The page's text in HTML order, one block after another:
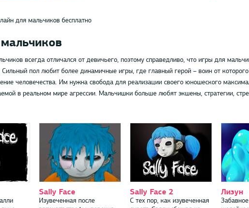
для мальчиков бесплатно
всегда отличался от девичьего, поэтому справедливо, что игры для
пол любит более динамичные игры, где главный герой – воин от
человечества. Им нужна свобода для реализации своего юношеского
в реальном мире агрессии. Мальчишки больше любят экшены, стратегии,
Sally Face
Изувеченная после
Sally Face 2
С тех пор, как изувеченная
Лизун